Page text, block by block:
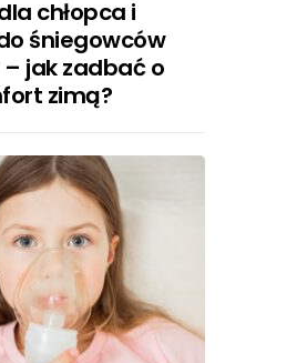
chłopca i
śniegowców
jak zadbać o
zimą?